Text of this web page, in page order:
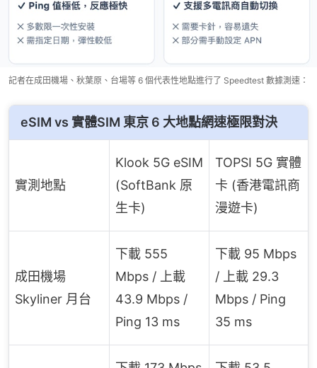
記者在成田機場、秋葉原、台場等 6 個代表性地點進行了 Speedtest 數據測速：
eSIM vs 實體SIM 東京 6 大地點網速極限對決
實測地點
Klook 5G eSIM
(SoftBank 原
生卡)
TOPSI 5G 實體
卡 (香港電訊商
漫遊卡)
成田機場
Skyliner 月台
下載 555
Mbps / 上載
43.9 Mbps /
Ping 13 ms
下載 95 Mbps
/ 上載 29.3
Mbps / Ping
35 ms